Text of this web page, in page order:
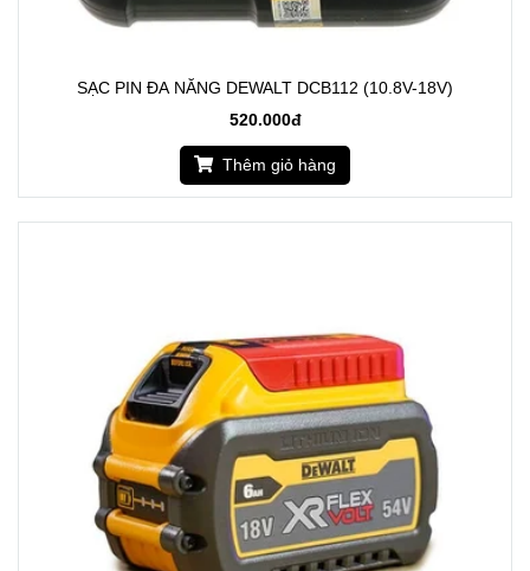
SẠC PIN ĐA NĂNG DEWALT DCB112 (10.8V-18V)
520.000đ
Thêm giỏ hàng